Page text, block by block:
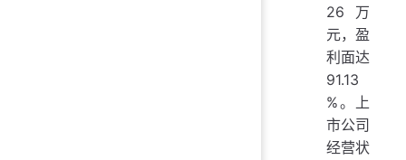
26万
元，盈
利面达
91.13
%。上
市公司
经营状